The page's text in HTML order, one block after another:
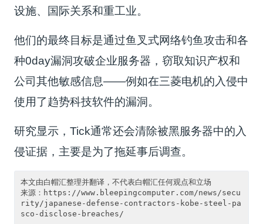
设施、国际关系和重工业。
他们的最终目标是通过鱼叉式网络钓鱼攻击和各
种0day漏洞攻破企业服务器，窃取知识产权和
公司其他敏感信息——例如在三菱电机的入侵中
使用了趋势科技软件的漏洞。
研究显示，Tick通常还会清除被黑服务器中的入
侵证据，主要是为了拖延事后调查。
本文由白帽汇整理并翻译，不代表白帽汇任何观点和立场
来源：https://www.bleepingcomputer.com/news/secu
rity/japanese-defense-contractors-kobe-steel-pa